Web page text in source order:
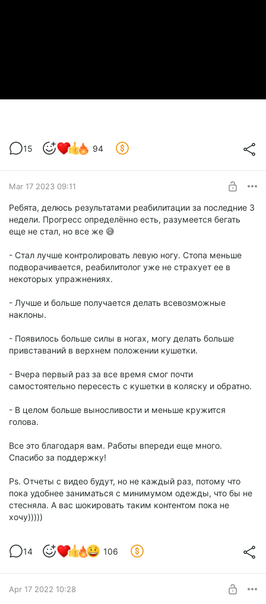
15 94
Mar 17 2023 09:11
Ребята, делюсь результатами реабилитации за последние 3
недели. Прогресс определённо есть, разумеется бегать
еще не стал, но все же 😅
- Стал лучше контролировать левую ногу. Стопа меньше
подворачивается, реабилитолог уже не страхует ее в
некоторых упражнениях.
- Лучше и больше получается делать всевозможные
наклоны.
- Появилось больше силы в ногах, могу делать больше
привставаний в верхнем положении кушетки.
- Вчера первый раз за все время смог почти
самостоятельно пересесть с кушетки в коляску и обратно.
- В целом больше выносливости и меньше кружится
голова.
Все это благодаря вам. Работы впереди еще много.
Спасибо за поддержку!
Ps. Отчеты с видео будут, но не каждый раз, потому что
пока удобнее заниматься с минимумом одежды, что бы не
стесняла. А вас шокировать таким контентом пока не
хочу)))))
14 106
Apr 17 2022 10:28